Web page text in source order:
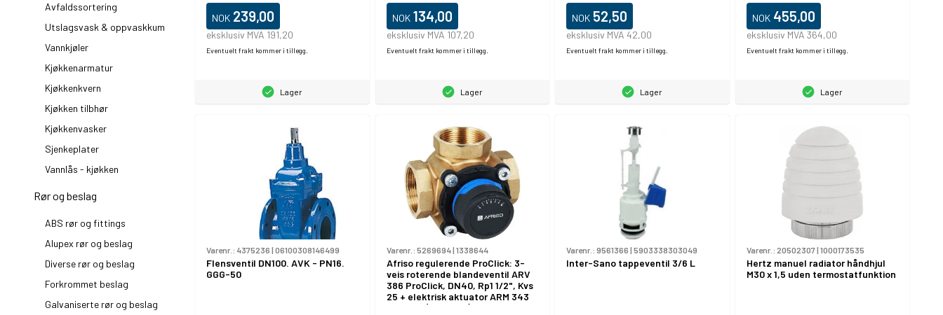
Avfaldssortering
Utslagsvask & oppvaskkum
Vannkjøler
Kjøkkenarmatur
Kjøkkenkvern
Kjøkken tilbhør
Kjøkkenvasker
Sjenkeplater
Vannlås - kjøkken
Rør og beslag
ABS rør og fittings
Alupex rør og beslag
Diverse rør og beslag
Forkrommet beslag
Galvaniserte rør og beslag
NOK 239,00
eksklusiv MVA 191,20
Eventuelt frakt kommer i tillegg.
Lager
NOK 134,00
eksklusiv MVA 107,20
Eventuelt frakt kommer i tillegg.
Lager
NOK 52,50
eksklusiv MVA 42,00
Eventuelt frakt kommer i tillegg.
Lager
NOK 455,00
eksklusiv MVA 364,00
Eventuelt frakt kommer i tillegg.
Lager
Varenr.: 4375236 | 06100308146499
Flensventil DN100. AVK - PN16.
GGG-50
Varenr.: 5269694| 1338644
Afriso regulerende ProClick: 3-
veis roterende blandeventil ARV
386 ProClick, DN40, Rp1 1/2", Kvs
25 + elektrisk aktuator ARM 343
ProClick (1338644)
Varenr.: 9561366 | 5903338303049
Inter-Sano tappeventil 3/6 L
Varenr.: 20502307| 1000173535
Hertz manuel radiator håndhjul
M30 x 1,5 uden termostatfunktion